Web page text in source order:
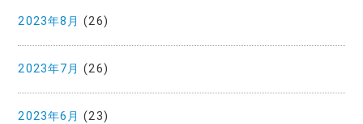
2023年8月 (26)
2023年7月 (26)
2023年6月 (23)